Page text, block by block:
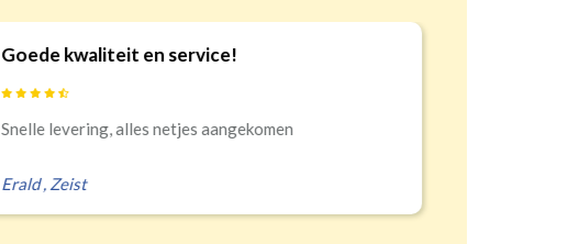
Goede kwaliteit en service!
Snelle levering, alles netjes aangekomen
Erald,Zeist